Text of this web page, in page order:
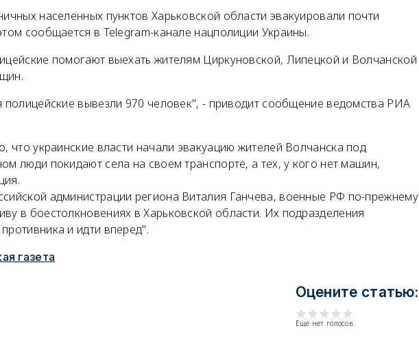
населенных пунктов Харьковской области эвакуировали почти
сообщается в Telegram-канале нацполиции Украины.
помогают выехать жителям Циркуновской, Липецкой и Волчанской
полицейские вывезли 970 человек", - приводит сообщение ведомства РИА
что украинские власти начали эвакуацию жителей Волчанска под
люди покидают села на своем транспорте, а тех, у кого нет машин,
администрации региона Виталия Ганчева, военные РФ по-прежнему
в боестолкновениях в Харьковской области. Их подразделения
и идти вперед".
газета
Оцените статью:
Еще нет голосов